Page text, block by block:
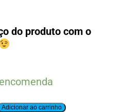
do produto com o
Adicionar ao carrinho